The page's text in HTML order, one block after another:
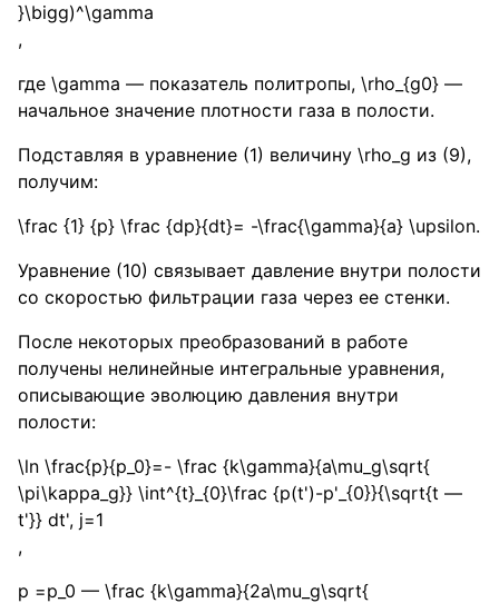
}\bigg)^\gamma
,
где \gamma — показатель политропы, \rho_{g0} —
начальное значение плотности газа в полости.
Подставляя в уравнение (1) величину \rho_g из (9),
получим:
\frac {1} {p} \frac {dp}{dt}= -\frac{\gamma}{a} \upsilon.
Уравнение (10) связывает давление внутри полости
со скоростью фильтрации газа через ее стенки.
После некоторых преобразований в работе
получены нелинейные интегральные уравнения,
описывающие эволюцию давления внутри
полости:
\ln \frac{p}{p_0}=- \frac {k\gamma}{a\mu_g\sqrt{
\pi\kappa_g}} \int^{t}_{0}\frac {p(t')-p'_{0}}{\sqrt{t —
t'}} dt', j=1
,
p =p_0 — \frac {k\gamma}{2a\mu_g\sqrt{